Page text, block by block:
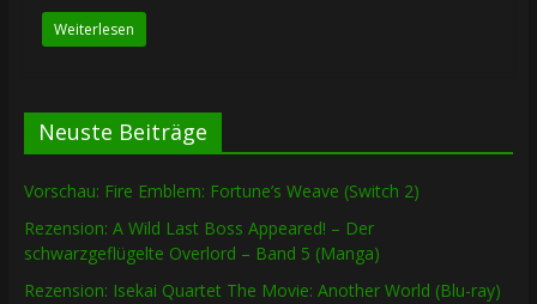
Weiterlesen
Neuste Beiträge
Vorschau: Fire Emblem: Fortune’s Weave (Switch 2)
Rezension: A Wild Last Boss Appeared! – Der
schwarzgeflügelte Overlord – Band 5 (Manga)
Rezension: Isekai Quartet The Movie: Another World (Blu-ray)